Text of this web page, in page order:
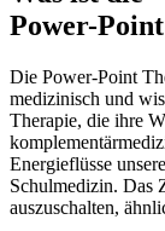
Power-
Die Power-Point
medizinisch und
Therapie, die ihre
Energieflüsse
Schulmedizin. Das
auszuschalten,